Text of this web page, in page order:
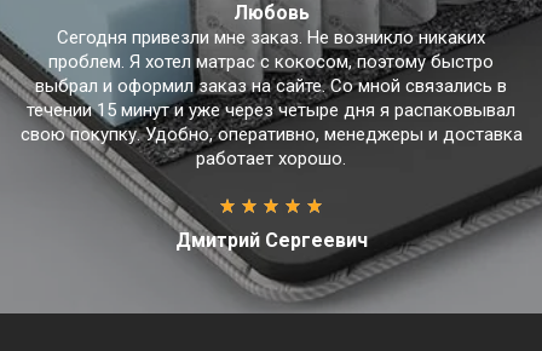
Любовь
Сегодня привезли мне заказ. Не возникло никаких
проблем. Я хотел матрас с кокосом, поэтому быстро
выбрал и оформил заказ на сайте. Со мной связались в
течении 15 минут и уже через четыре дня я распаковывал
свою покупку. Удобно, оперативно, менеджеры и доставка
работает хорошо.
Дмитрий Сергеевич